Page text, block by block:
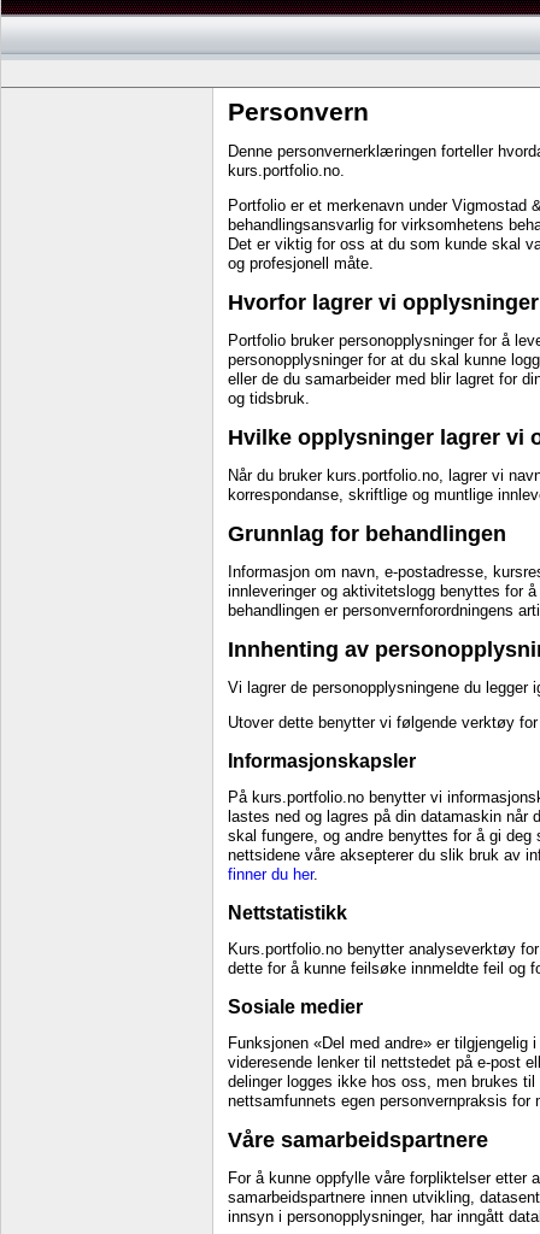
Personvern
Denne personvernerklæringen forteller
kurs.portfolio.no.
Portfolio er et merkenavn under Vigmostad
behandlingsansvarlig for virksomhetens
Det er viktig for oss at du som kunde skal
og profesjonell måte.
Hvorfor lagrer vi
Portfolio bruker personopplysninger for å
personopplysninger for at du skal kunne
eller de du samarbeider med blir lagret for
og tidsbruk.
Hvilke opplysninger lagrer vi
Når du bruker kurs.portfolio.no, lagrer vi
korrespondanse, skriftlige og muntlige
Grunnlag for behandlingen
Informasjon om navn, e-postadresse,
innleveringer og aktivitetslogg benyttes for
behandlingen er personvernforordningens
Innhenting av
Vi lagrer de personopplysningene du legger
Utover dette benytter vi følgende verktøy
Informasjonskapsler
På kurs.portfolio.no benytter vi
lastes ned og lagres på din datamaskin når
skal fungere, og andre benyttes for å gi
nettsidene våre aksepterer du slik bruk av
finner du her.
Nettstatistikk
Kurs.portfolio.no benytter analyseverktøy
dette for å kunne feilsøke innmeldte feil og
Sosiale medier
Funksjonen «Del med andre» er
videresende lenker til nettstedet på e-post
delinger logges ikke hos oss, men brukes
nettsamfunnets egen personvernpraksis for
Våre samarbeidspartnere
For å kunne oppfylle våre forpliktelser etter
samarbeidspartnere innen utvikling,
innsyn i personopplysninger, har inngått